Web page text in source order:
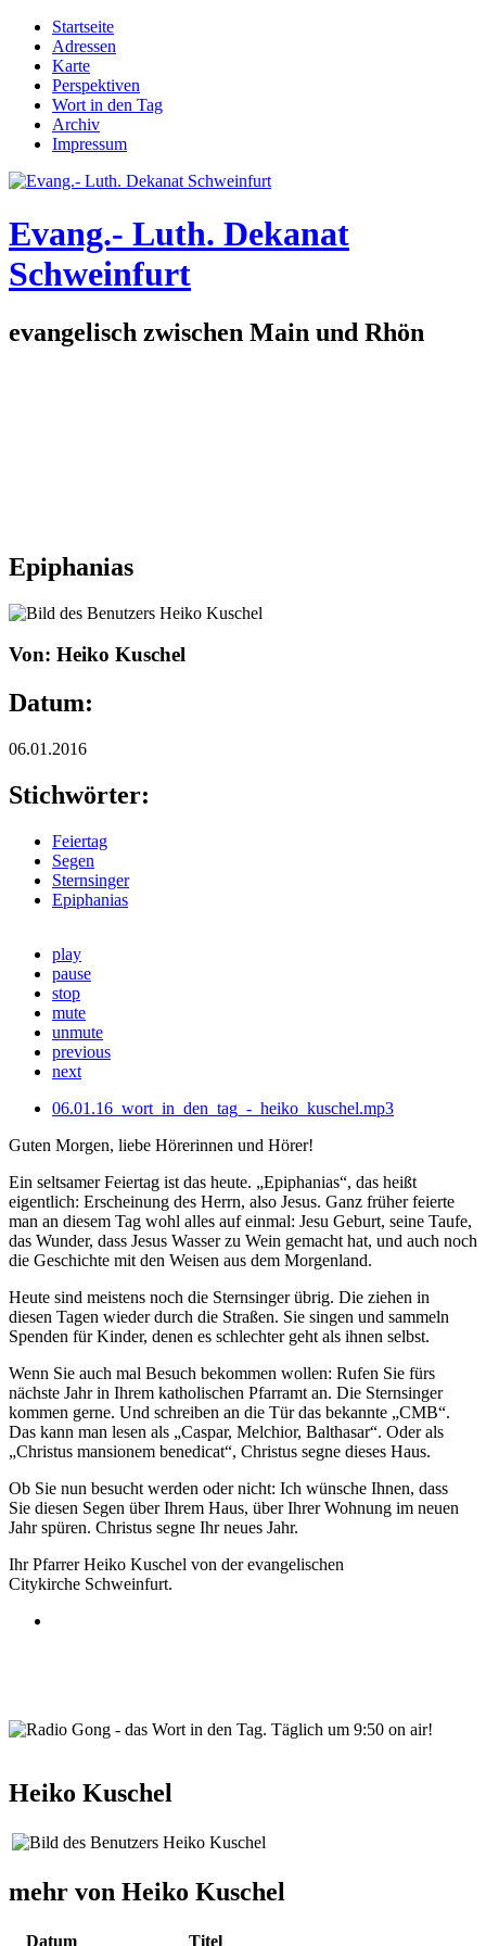
Direkt zum Inhalt
Hauptmenü
Startseite
Adressen
Karte
Perspektiven
Wort in den Tag
Archiv
Impressum
Evang.- Luth. Dekanat
Schweinfurt
evangelisch zwischen Main und Rhön
Epiphanias
Von: Heiko Kuschel
Datum:
06.01.2016
Stichwörter:
Feiertag
Segen
Sternsinger
Epiphanias
play
pause
stop
mute
unmute
previous
next
06.01.16_wort_in_den_tag_-_heiko_kuschel.mp3
Guten Morgen, liebe Hörerinnen und Hörer!
Ein seltsamer Feiertag ist das heute. „Epiphanias“, das heißt
eigentlich: Erscheinung des Herrn, also Jesus. Ganz früher feierte
man an diesem Tag wohl alles auf einmal: Jesu Geburt, seine Taufe,
das Wunder, dass Jesus Wasser zu Wein gemacht hat, und auch noch
die Geschichte mit den Weisen aus dem Morgenland.
Heute sind meistens noch die Sternsinger übrig. Die ziehen in
diesen Tagen wieder durch die Straßen. Sie singen und sammeln
Spenden für Kinder, denen es schlechter geht als ihnen selbst.
Wenn Sie auch mal Besuch bekommen wollen: Rufen Sie fürs
nächste Jahr in Ihrem katholischen Pfarramt an. Die Sternsinger
kommen gerne. Und schreiben an die Tür das bekannte „CMB“.
Das kann man lesen als „Caspar, Melchior, Balthasar“. Oder als
„Christus mansionem benedicat“, Christus segne dieses Haus.
Ob Sie nun besucht werden oder nicht: Ich wünsche Ihnen, dass
Sie diesen Segen über Ihrem Haus, über Ihrer Wohnung im neuen
Jahr spüren. Christus segne Ihr neues Jahr.
Ihr Pfarrer Heiko Kuschel von der evangelischen
Citykirche Schweinfurt.
Heiko Kuschel
mehr von Heiko Kuschel
Datum Titel